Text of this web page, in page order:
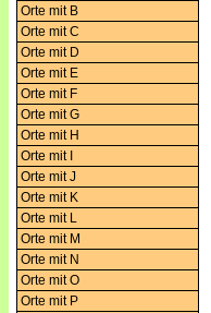
Orte mit B
Orte mit C
Orte mit D
Orte mit E
Orte mit F
Orte mit G
Orte mit H
Orte mit I
Orte mit J
Orte mit K
Orte mit L
Orte mit M
Orte mit N
Orte mit O
Orte mit P